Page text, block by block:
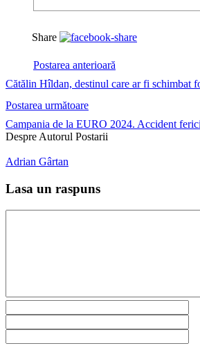
Share
Postarea anterioară
Cătălin Hîldan, destinul care ar fi schimbat
Postarea următoare
Campania de la EURO 2024. Accident
Despre Autorul Postarii
Adrian Gârtan
Lasa un raspuns